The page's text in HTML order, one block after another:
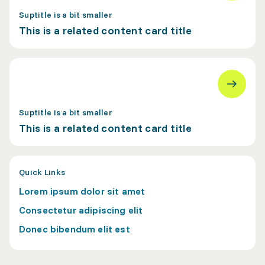
Suptitle is a bit smaller
This is a related content card title
Suptitle is a bit smaller
This is a related content card title
Quick Links
Lorem ipsum dolor sit amet
Consectetur adipiscing elit
Donec bibendum elit est